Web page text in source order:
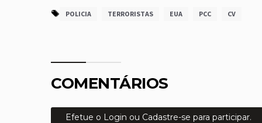
POLICIA TERRORISTAS EUA PCC CV
COMENTÁRIOS
Efetue o Login ou Cadastre-se para participar.